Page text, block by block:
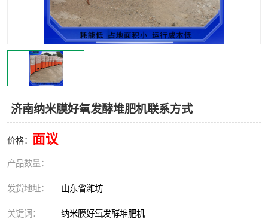
济南纳米膜好氧发酵堆肥机联系方式
价格： 面议
产品数量：
发货地址： 山东省潍坊
关键词： 纳米膜好氧发酵堆肥机